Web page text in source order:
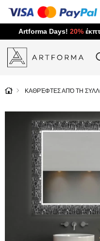
Artforma Days! 20%
ΚΑΘΡΈΦΤΕΣ ΑΠΌ ΤΗ